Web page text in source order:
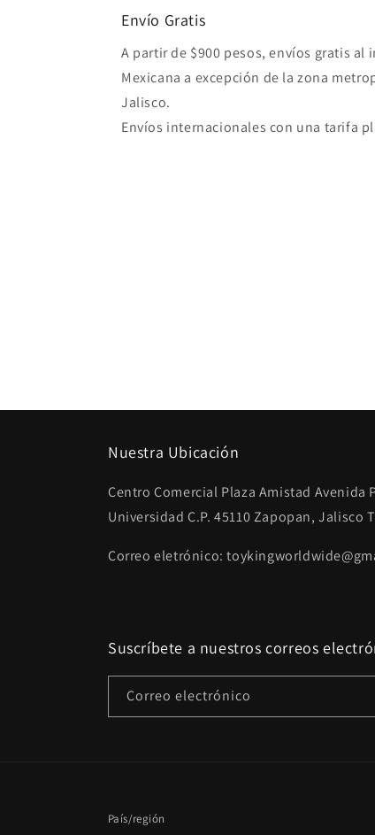
Envío Gratis
A partir de $900 pesos, envíos gratis al
Mexicana a excepción de la zona
Jalisco.
Envíos internacionales con una tarifa
Nuestra Ubicación
Centro Comercial Plaza Amistad Avenida
Universidad C.P. 45110 Zapopan, Jalisco
Correo eletrónico:
Suscríbete a nuestros correos
Correo electrónico
País/región